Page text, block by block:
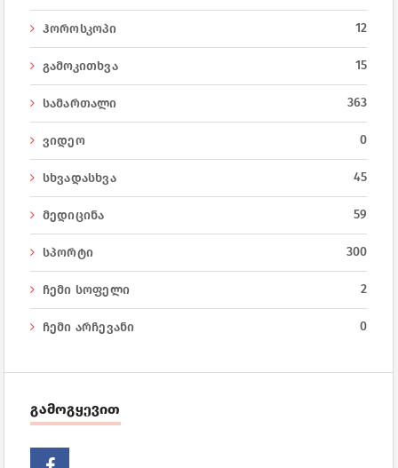
ჰოროსკოპი 12
გამოკითხვა 15
სამართალი 363
ვიდეო 0
სხვადასხვა 45
მედიცინა 59
სპორტი 300
ჩემი სოფელი 2
ჩემი არჩევანი 0
გამოგყევით